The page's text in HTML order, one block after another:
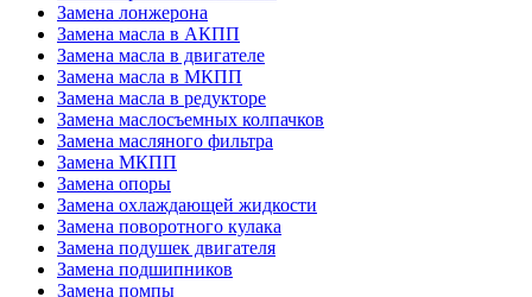
Замена лонжерона
Замена масла в АКПП
Замена масла в двигателе
Замена масла в МКПП
Замена масла в редукторе
Замена маслосъемных колпачков
Замена масляного фильтра
Замена МКПП
Замена опоры
Замена охлаждающей жидкости
Замена поворотного кулака
Замена подушек двигателя
Замена подшипников
Замена помпы